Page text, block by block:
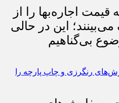
اجاره‌بها را از
این در حالی
بی‌گناهیم